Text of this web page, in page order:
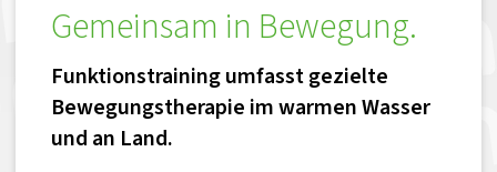
Gemeinsam in Bewegung.
Funktionstraining umfasst gezielte
Bewegungstherapie im warmen Wasser
und an Land.